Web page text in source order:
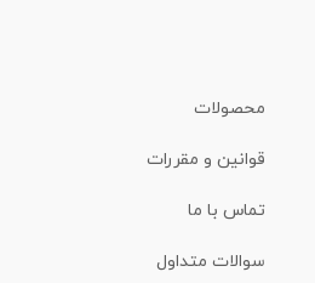
محصولات
قوانین و مقررات
تماس با ما
سوالات متداول